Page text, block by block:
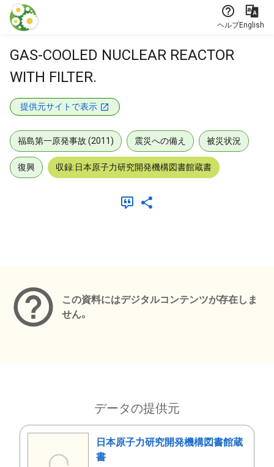
本文に飛ぶ
ヘルプEnglish
GAS-COOLED NUCLEAR REACTOR
WITH FILTER.
提供元サイトで表示
福島第一原発事故 (2011) 震災への備え 被災状況
復興 収録:日本原子力研究開発機構図書館蔵書
この資料にはデジタルコンテンツが存在しま
せん。
データの提供元
日本原子力研究開発機構図書館蔵
書